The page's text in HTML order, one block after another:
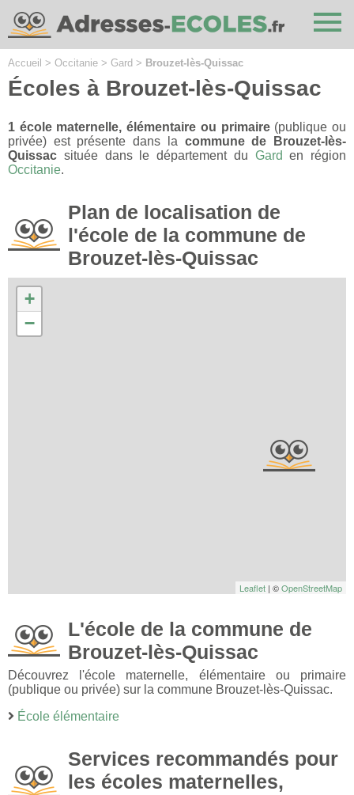
Accueil > Occitanie > Gard > Brouzet-lès-Quissac
Écoles à Brouzet-lès-Quissac
1 école maternelle, élémentaire ou primaire(publique ou
privée) est présente dans la commune de Brouzet-lès-
Quissac située dans le département du Gard en région
Occitanie.
Plan de localisation de
l'école de la commune de
Brouzet-lès-Quissac
+
−
Leaflet | ©OpenStreetMap
L'école de la commune de
Brouzet-lès-Quissac
Découvrez l'école maternelle, élémentaire ou primaire
(publique ou privée) sur la commune Brouzet-lès-Quissac.
École élémentaire
Services recommandés pour
les écoles maternelles,